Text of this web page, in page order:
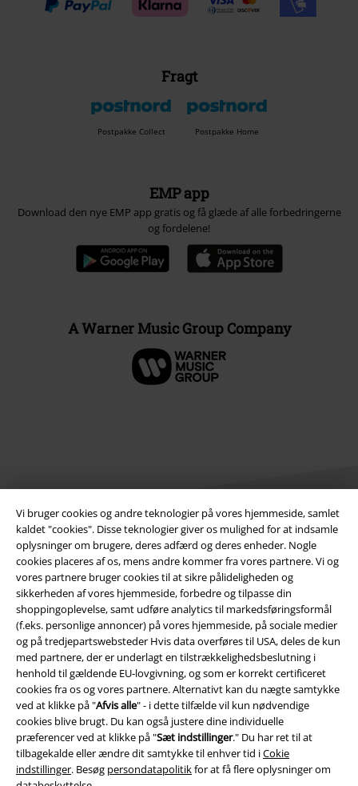
Vi bruger cookies og andre teknologier på vores hjemmeside, samlet
kaldet "cookies". Disse teknologier giver os mulighed for at indsamle
oplysninger om brugere, deres adfærd og deres enheder. Nogle
cookies placeres af os, mens andre kommer fra vores partnere. Vi og
vores partnere bruger cookies til at sikre pålideligheden og
sikkerheden af ​​vores hjemmeside, forbedre og tilpasse din
shoppingoplevelse, samt udføre analytics til markedsføringsformål
(f.eks. personlige annoncer) på vores hjemmeside, på sociale medier
og på tredjepartswebsteder Hvis data overføres til USA, deles de kun
med partnere, der er underlagt en tilstrækkelighedsbeslutning i
henhold til gældende EU-lovgivning, og som er korrekt certificeret
cookies fra os og vores partnere. Alternativt kan du nægte samtykke
ved at klikke på "Afvis alle" - i dette tilfælde vil kun nødvendige
cookies blive brugt. Du kan også justere dine individuelle
præferencer ved at klikke på "Sæt indstillinger." Du har ret til at
tilbagekalde eller ændre dit samtykke til enhver tid iCokie
indstillinger. Besøg persondatapolitikfor at få flere oplysninger om
Fragt
Postpakke Collect Postpakke Home
EMP app
Download den nye EMP app gratis og få glæde af alle forbedringerne
og fordelene!
A Warner Music Group Company
Juridisk
Salgs-, medlems- & leveringsbetingelser
Om EMP Danmark
Persondatapolitik
Bortskaffelse af affald og miljøbeskyttelse
Overensstemmelseserklæring
Oplysninger om tilgængelighed